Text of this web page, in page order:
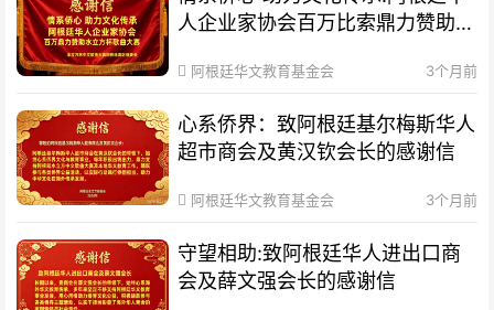
人企业家协会百万比索鼎力赞助水
阿根廷华文教育基金会 3个月前
心系侨界​：致阿根廷基尔梅斯华人
超市商会及黄汉钦会长的感谢信
阿根廷华文教育基金会 3个月前
守望相助:致阿根廷华人进出口商
会及薛文强会长的感谢信